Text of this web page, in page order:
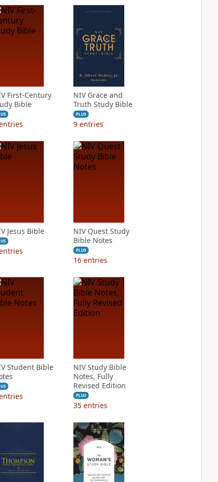
First-Century
Bible
NIV Grace and
Truth Study Bible
PLUS
9 entries
Jesus Bible
NIV Quest Study
Bible Notes
PLUS
16 entries
Student Bible
NIV Study Bible
Notes, Fully
Revised Edition
PLUS
35 entries